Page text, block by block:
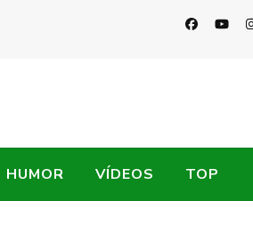
HUMOR VÍDEOS TOP